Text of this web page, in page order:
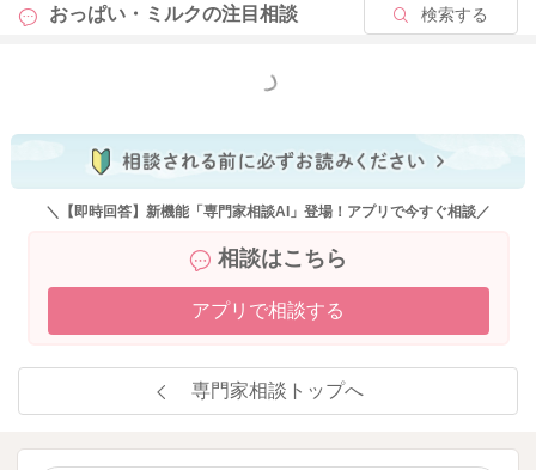
おっぱい・ミルクの注目相談 検索する
もっと見る
＼【即時回答】新機能「専門家相談AI」登場！アプリで今すぐ相談／
相談はこちら
アプリで相談する
専門家相談トップへ